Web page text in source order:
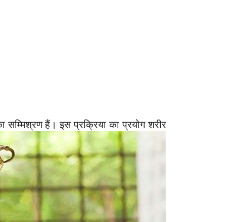
सम्मिश्रण हैं। इस प्रक्रिया का प्रयोग शरीर